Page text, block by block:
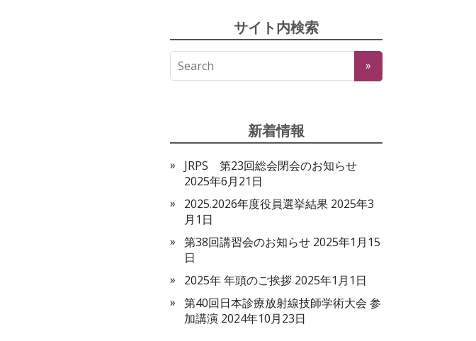
サイト内検索
新着情報
JRPS 第23回総会閉会のお知らせ
2025年6月21日
2025.2026年度役員選挙結果 2025年3
月1日
第38回講習会のお知らせ 2025年1月15
日
2025年 年頭のご挨拶 2025年1月1日
第40回日本診療放射線技師学術大会 参
加講演 2024年10月23日